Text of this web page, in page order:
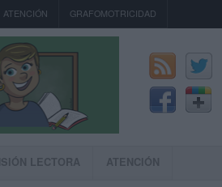
ATENCIÓN GRAFOMOTRICIDAD
LECTORA ATENCIÓN